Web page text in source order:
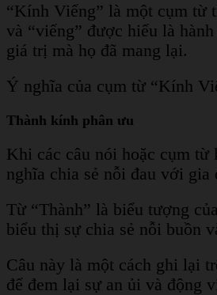
“Kính Viếng” là một cụm từ
và “viếng” được hiểu là
giá trị mà họ đã mang lại.
Ý nghĩa của cụm từ “Kính
Thành kính phân ưu
Khi các câu nói hoặc cụm từ
nghĩa chia sẻ nỗi đau với gia
Từ “Thành” là biểu tượng
biểu thị sự chia sẻ nỗi buồn
Câu này là một cách ghi lại
để đem lại sự an ủi và động